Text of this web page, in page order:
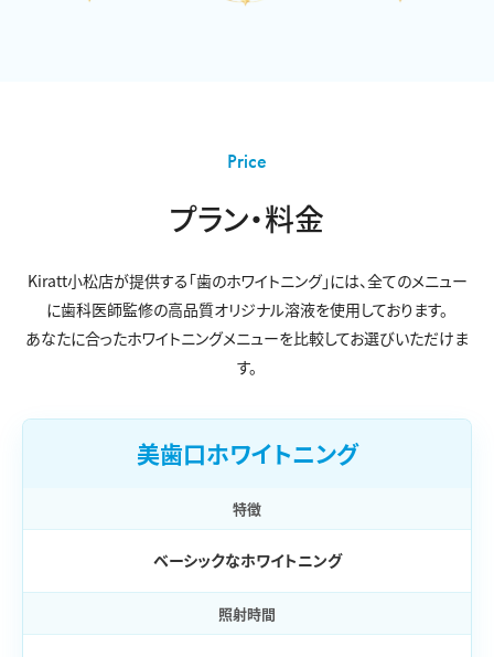
Price
プラン・料金
Kiratt小松店が提供する「歯のホワイトニング」には、全てのメニュー
に歯科医師監修の高品質オリジナル溶液を使用しております。
あなたに合ったホワイトニングメニューを比較してお選びいただけま
す。
美歯口ホワイトニング
特徴
ベーシックなホワイトニング
照射時間